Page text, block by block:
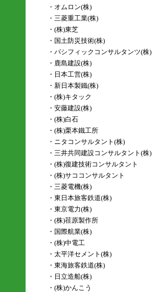
・オムロン(株)
・三菱重工業(株)
・(株)東芝
・国土防災技術(株)
・パシフィックコンサルタンツ(株)
・鹿島建設(株)
・日本工営(株)
・新日本製鐵(株)
・(株)キタック
・安藤建設(株)
・(株)白石
・(株)栗本鐵工所
・ニタコンサルタント(株)
・三井共同建設コンサルタント(株)
・(株)復建技術コンサルタント
・(株)サココンサルタント
・三菱電機(株)
・東日本旅客鉄道(株)
・東京電力(株)
・(株)荏原製作所
・国際航業(株)
・(株)中電工
・太平洋セメント(株)
・東海旅客鉄道(株)
・日立造船(株)
・(株)かんこう